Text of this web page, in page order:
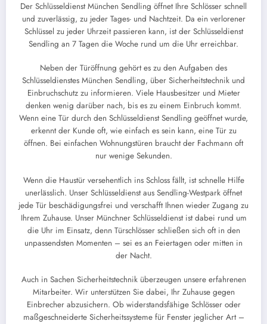
Der Schlüsseldienst München Sendling öffnet Ihre Schlösser schnell
und zuverlässig, zu jeder Tages- und Nachtzeit. Da ein verlorener
Schlüssel zu jeder Uhrzeit passieren kann, ist der Schlüsseldienst
Sendling an 7 Tagen die Woche rund um die Uhr erreichbar.
Neben der Türöffnung gehört es zu den Aufgaben des
Schlüsseldienstes München Sendling, über Sicherheitstechnik und
Einbruchschutz zu informieren. Viele Hausbesitzer und Mieter
denken wenig darüber nach, bis es zu einem Einbruch kommt.
Wenn eine Tür durch den Schlüsseldienst Sendling geöffnet wurde,
erkennt der Kunde oft, wie einfach es sein kann, eine Tür zu
öffnen. Bei einfachen Wohnungstüren braucht der Fachmann oft
nur wenige Sekunden.
Wenn die Haustür versehentlich ins Schloss fällt, ist schnelle Hilfe
unerlässlich. Unser Schlüsseldienst aus Sendling-Westpark öffnet
jede Tür beschädigungsfrei und verschafft Ihnen wieder Zugang zu
Ihrem Zuhause. Unser Münchner Schlüsseldienst ist dabei rund um
die Uhr im Einsatz, denn Türschlösser schließen sich oft in den
unpassendsten Momenten – sei es an Feiertagen oder mitten in
der Nacht.
Auch in Sachen Sicherheitstechnik überzeugen unsere erfahrenen
Mitarbeiter. Wir unterstützen Sie dabei, Ihr Zuhause gegen
Einbrecher abzusichern. Ob widerstandsfähige Schlösser oder
maßgeschneiderte Sicherheitssysteme für Fenster jeglicher Art –